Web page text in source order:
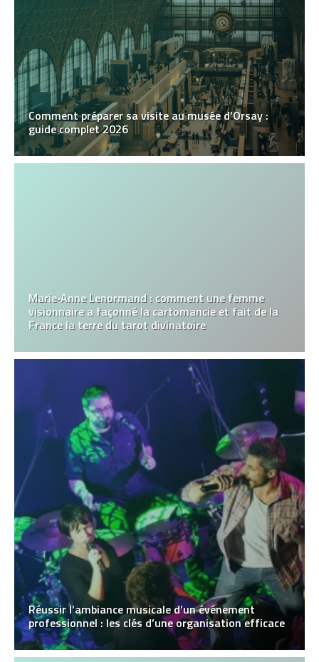
Comment préparer sa visite au musée d’Orsay :
guide complet 2026
Marie‑Anne Lenormand : comment une femme
visionnaire a façonné la cartomancie et fait de la
France la terre du tarot divinatoire
Réussir l’ambiance musicale d’un événement
professionnel : les clés d’une organisation efficace